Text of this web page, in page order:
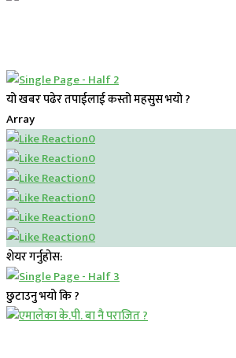
यो खबर पढेर तपाईलाई कस्तो महसुस भयो ?
Array
0
0
0
0
0
0
शेयर गर्नुहोस:
छुटाउनु भयो कि ?